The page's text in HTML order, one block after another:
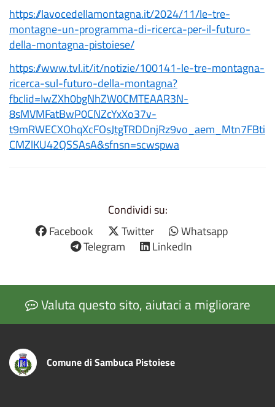
https://lavocedellamontagna.it/2024/11/le-tre-
montagne-un-programma-di-ricerca-per-il-futuro-
della-montagna-pistoiese/
https://www.tvl.it/it/notizie/100141-le-tre-montagna-
ricerca-sul-futuro-della-montagna?
fbclid=IwZXh0bgNhZW0CMTEAAR3N-
8sMVMFatBwP0CNZcYxXo37v-
t9mRWECXOhqXcFOsJtgTRDDnjRz9vo_aem_Mtn7FBti
CMZlKU42QSSAsA&sfnsn=scwspwa
Condividi su:
Facebook
Twitter
Whatsapp
Telegram
LinkedIn
Valuta questo sito, aiutaci a migliorare
Comune di Sambuca Pistoiese